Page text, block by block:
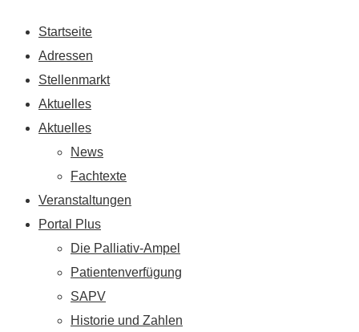
Startseite
Adressen
Stellenmarkt
Aktuelles
Aktuelles
News
Fachtexte
Veranstaltungen
Portal Plus
Die Palliativ-Ampel
Patientenverfügung
SAPV
Historie und Zahlen